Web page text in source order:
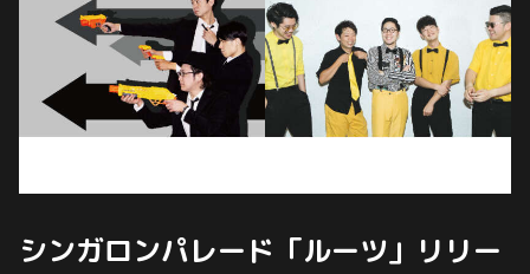
シンガロンパレード「ルーツ」リリー